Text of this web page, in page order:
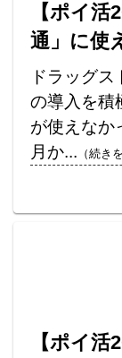
【ポイ
通」に使
ドラッグ
の導入を積
が使えなか
月か... （続き
【ポイ